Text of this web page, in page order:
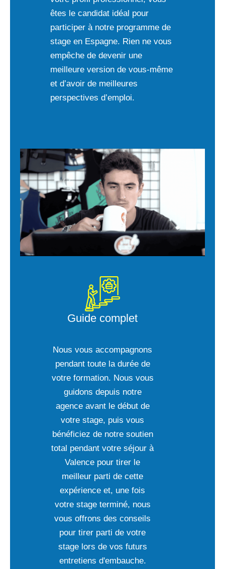
êtes le candidat idéal pour
participer à notre programme de
stage en Espagne. Rien ne vous
empêche de devenir une
meilleure version de vous-même
et d’avoir de meilleures
perspectives d’emploi.
Guide complet
Nous vous accompagnons
pendant toute la durée de
votre formation. Nous vous
guidons depuis notre
agence avant le début de
votre stage, puis vous
bénéficiez de notre soutien
total pendant votre séjour à
Valence pour tirer le
meilleur parti de cette
expérience et, une fois
votre stage terminé, nous
vous offrons des conseils
pour tirer parti de votre
stage lors de vos futurs
entretiens d'embauche.